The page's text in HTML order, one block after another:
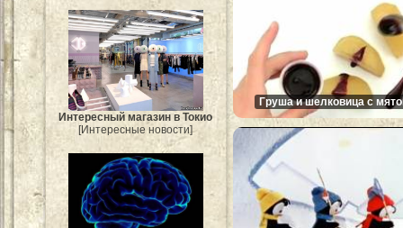
Интересный магазин в Токио
[Интересные новости]
Груша и шелковица с